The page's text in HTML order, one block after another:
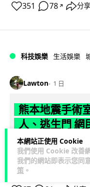
本網站正使用 Cookie
我們使用 Cookie 改善
我們的網站即表示您同
策 。
351 78 ↗ 分享
科技娛樂 生活娛樂
Lawton 1 日
熊本地震手術
人、逃生門 網
熊本縣 7 月 28 日發生
下地震一刻，醫護人員
保出口流通。片段...